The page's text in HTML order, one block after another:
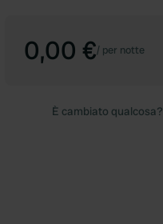
0,00 €/ per notte
È cambiato qualcosa?